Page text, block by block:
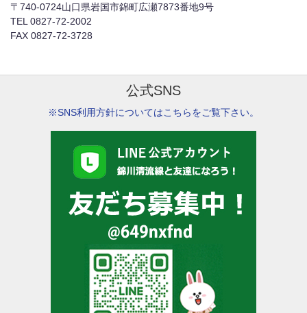
〒740-0724山口県岩国市錦町広瀬7873番地9号
TEL 0827-72-2002
FAX 0827-72-3728
公式SNS
※SNS利用方針についてはこちらをご覧下さい。